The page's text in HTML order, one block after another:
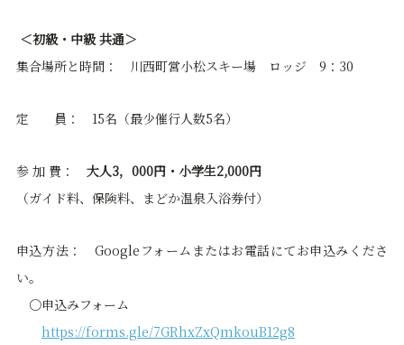
＜初級・中級 共通＞
集合場所と時間： 川西町営小松スキー場 ロッジ 9：30
定 員： 15名（最少催行人数5名）
参 加 費：
大人3，000円・小学生2,000円
（ガイド料、保険料、まどか温泉入浴券付）
申込方法： Googleフォームまたはお電話にてお申込みくださ
い。
〇申込みフォーム
https://forms.gle/7GRhxZxQmkouB12g8